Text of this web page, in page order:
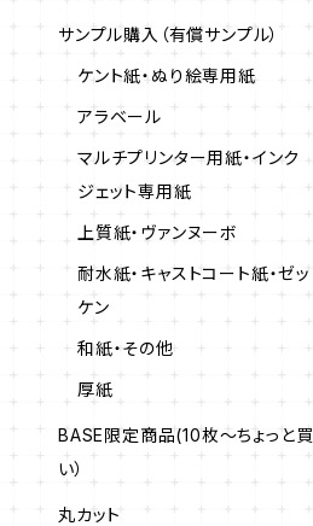
サンプル購入（有償サンプル）
ケント紙・ぬり絵専用紙
アラベール
マルチプリンター用紙・インク
ジェット専用紙
上質紙・ヴァンヌーボ
耐水紙・キャストコート紙・ゼッ
ケン
和紙・その他
厚紙
BASE限定商品(10枚～ちょっと買
い）
丸カット